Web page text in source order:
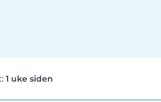
1 uke siden